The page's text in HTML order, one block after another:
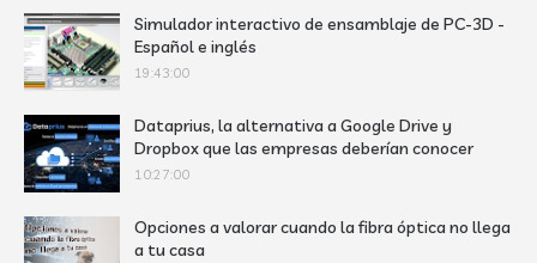
Simulador interactivo de ensamblaje de PC-3D -
Español e inglés
19:43:00
Dataprius, la alternativa a Google Drive y
Dropbox que las empresas deberían conocer
10:27:00
Opciones a valorar cuando la fibra óptica no llega
a tu casa